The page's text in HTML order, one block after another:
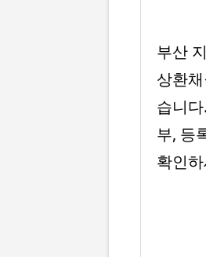
부산
상환
습니
부, 등
확인